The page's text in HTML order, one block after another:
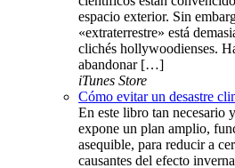
espacio exterior. Sin
«extraterrestre» está
clichés hollywoodienses.
abandonar […]
iTunes Store
Cómo evitar un desastre
En este libro tan necesario
expone un plan amplio,
asequible, para reducir a
causantes del efecto